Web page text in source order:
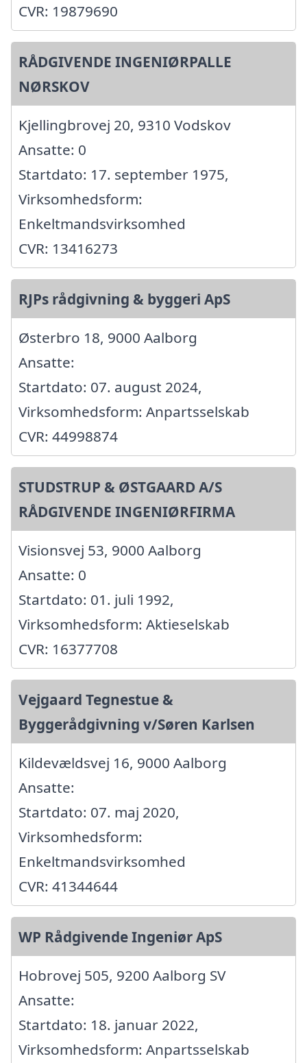
CVR: 19879690
RÅDGIVENDE INGENIØRPALLE
NØRSKOV
Kjellingbrovej 20, 9310 Vodskov
Ansatte: 0
Startdato: 17. september 1975,
Virksomhedsform:
Enkeltmandsvirksomhed
CVR: 13416273
RJPs rådgivning & byggeri ApS
Østerbro 18, 9000 Aalborg
Ansatte:
Startdato: 07. august 2024,
Virksomhedsform: Anpartsselskab
CVR: 44998874
STUDSTRUP & ØSTGAARD A/S
RÅDGIVENDE INGENIØRFIRMA
Visionsvej 53, 9000 Aalborg
Ansatte: 0
Startdato: 01. juli 1992,
Virksomhedsform: Aktieselskab
CVR: 16377708
Vejgaard Tegnestue &
Byggerådgivning v/Søren Karlsen
Kildevældsvej 16, 9000 Aalborg
Ansatte:
Startdato: 07. maj 2020,
Virksomhedsform:
Enkeltmandsvirksomhed
CVR: 41344644
WP Rådgivende Ingeniør ApS
Hobrovej 505, 9200 Aalborg SV
Ansatte:
Startdato: 18. januar 2022,
Virksomhedsform: Anpartsselskab